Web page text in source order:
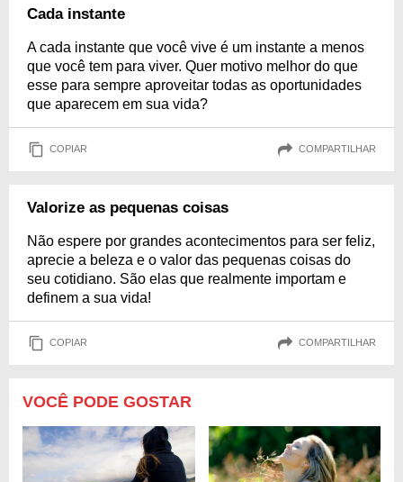
Cada instante
A cada instante que você vive é um instante a menos
que você tem para viver. Quer motivo melhor do que
esse para sempre aproveitar todas as oportunidades
que aparecem em sua vida?
COPIAR COMPARTILHAR
Valorize as pequenas coisas
Não espere por grandes acontecimentos para ser feliz,
aprecie a beleza e o valor das pequenas coisas do
seu cotidiano. São elas que realmente importam e
definem a sua vida!
COPIAR COMPARTILHAR
VOCÊ PODE GOSTAR